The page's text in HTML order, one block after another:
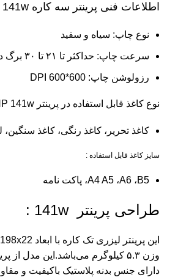
اطلاعات فنی پرینتر سه کاره hp 141w
نوع چاپ: سیاه و سفید
سرعت چاپ: حداکثر تا ۲۱ تا ۳۰ برگ در دقیقه
رزولوشن چاپ: 600*600 DPI
نوع کاغذ قابل استفاده در پرینتر HP 141w
کاغذ تحریر، کاغذ رنگی، کاغذ سنگین،
سایز کاغذ قابل استفاده :
A4 A5 ،A6 ،B5، پاکت نامه
طراحی پرینتر 141w :
وزن ۵.۳ کیلوگرم می‌باشد.این مدل از
دارای جنس بدنه پلاستیک باکیفیت و